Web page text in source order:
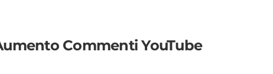
Commenti YouTube